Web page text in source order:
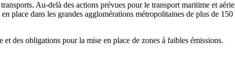
Au-delà des actions prévues pour le transport maritime et
place dans les grandes agglomérations métropolitaines de plus de
et des obligations pour la mise en place de zones à faibles émissions.